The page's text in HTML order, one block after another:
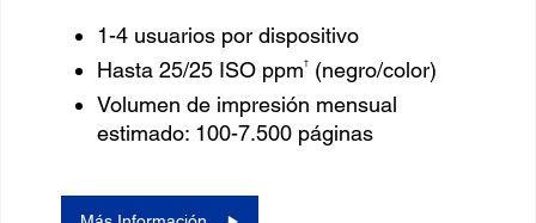
1-4 usuarios por dispositivo
Hasta 25/25 ISO ppm†
(negro/color)
Volumen de impresión mensual
estimado: 100-7.500 páginas